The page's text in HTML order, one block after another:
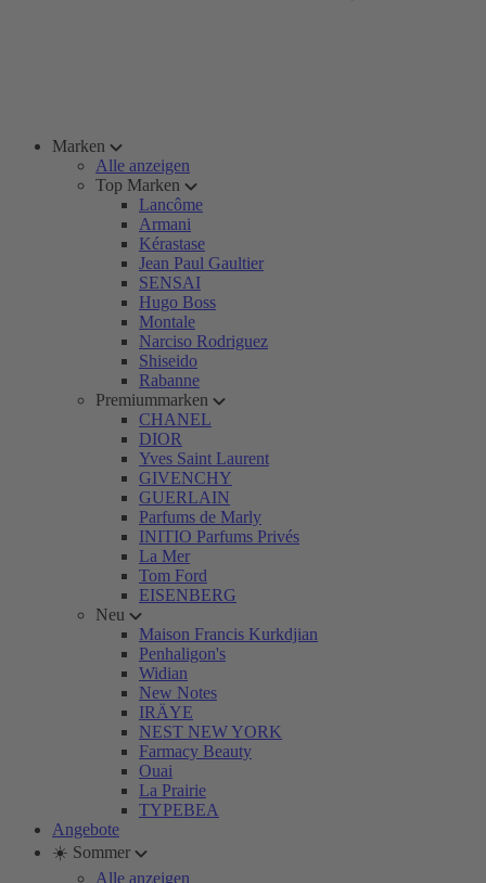
Marken
Alle anzeigen
Top Marken
Lancôme
Armani
Kérastase
Jean Paul Gaultier
SENSAI
Hugo Boss
Montale
Narciso Rodriguez
Shiseido
Rabanne
Premiummarken
CHANEL
DIOR
Yves Saint Laurent
GIVENCHY
GUERLAIN
Parfums de Marly
INITIO Parfums Privés
La Mer
Tom Ford
EISENBERG
Neu
Maison Francis Kurkdjian
Penhaligon's
Widian
New Notes
IRÄYE
NEST NEW YORK
Farmacy Beauty
Ouai
La Prairie
TYPEBEA
Angebote
☀️ Sommer
Alle anzeigen